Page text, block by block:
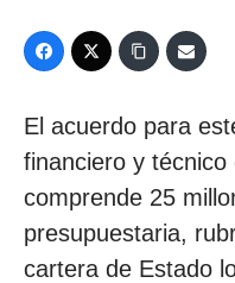
El acuerdo para
financiero y
comprende 25
presupuestaria,
cartera de Estado